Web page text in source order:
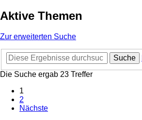
Aktive Themen
Zur erweiterten Suche
Suche
Die Suche ergab 23 Treffer
1
2
Nächste